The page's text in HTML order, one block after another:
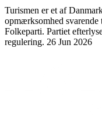
Turismen er et af
opmærksomhed
Folkeparti. Partiet
regulering. 26 Jun 2026